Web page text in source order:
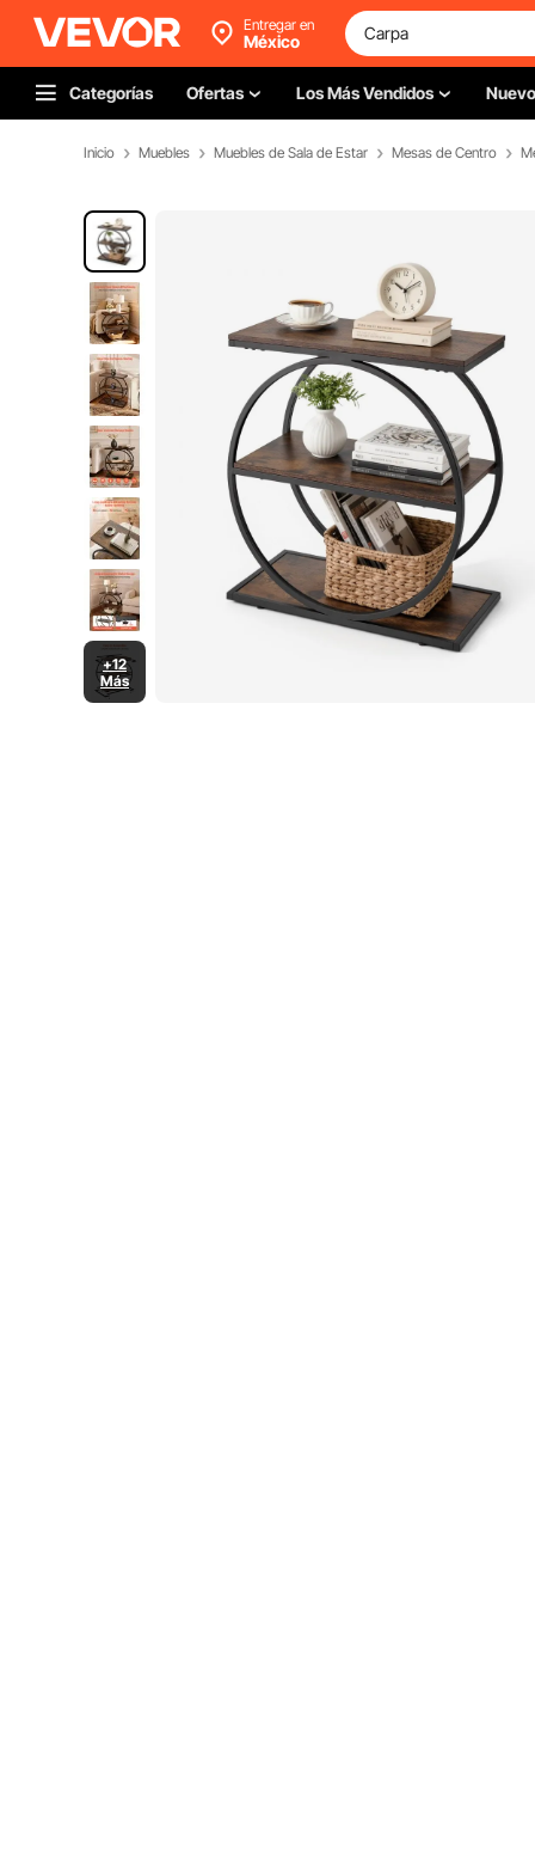
Entregar en
México
Categorías Ofertas Los Más Vendidos Nuevo
Inicio Muebles Muebles de Sala de Estar Mesas de Centro
+12
Más